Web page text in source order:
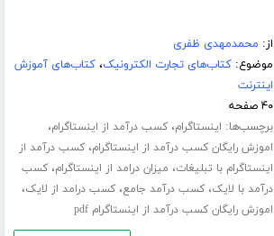
از: محمدمهدی ظفری
موضوع:کتاب‌های تجارت الکترونیک،کتاب‌های آموزش
اینترنت
۴۰ صفحه
برچسب‌ها: اینستاگرام،کسب درآمد از اینستاگرام،
اموزش رایگان کسب درآمد از اینستاگرام،کسب درآمد از
اینستاگرام با تبلیغات، میزان درامد از اینستاگرام،کسب
درآمد با لایک،کسب درآمد جامع،کسب درامد از لایک،
اموزش رایگان کسب درآمد از اینستاگرام pdf